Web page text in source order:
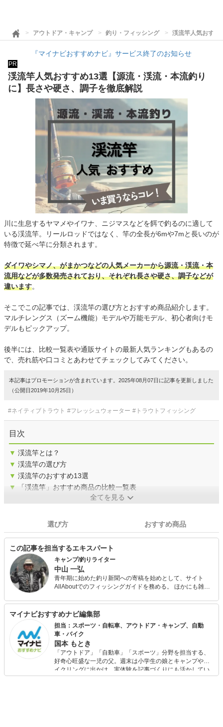
アウトドア・キャンプ 釣り・フィッシング 渓流竿人気おすす
『マイナビおすすめナビ』サービス終了のお知らせ
PR
渓流竿人気おすすめ13選【源流・渓流・本流釣り
に】長さや硬さ、調子を徹底解説
川に生息するヤマメやイワナ、ニジマスなどを餌で釣るのに適して
いる渓流竿。リールロッドではなく、竿の全長が6mや7mと長いのが
特徴で延べ竿に分類されます。
ダイワやシマノ、がまかつなどの人気メーカーから源流・渓流・本
流用などが多数発売されており、それぞれ長さや硬さ、調子などが
違います。
そこでこの記事では、渓流竿の選び方とおすすめ商品紹介します。
マルチレングス（ズーム機能）モデルや万能モデル、初心者向けモ
デルもピックアップ。
後半には、比較一覧表や通販サイトの最新人気ランキングもあるの
で、売れ筋や口コミとあわせてチェックしてみてください。
本記事はプロモーションが含まれています。2025年08月07日に記事を更新しました
（公開日2019年10月25日）
#ネイティブトラウト #フレッシュウォーター #トラウトフィッシング
目次
▼ 渓流竿とは？
▼ 渓流竿の選び方
▼ 渓流竿のおすすめ13選
▼
「渓流竿」おすすめ商品の比較一覧表
全てを見る
選び方 おすすめ商品
この記事を担当するエキスパート
キャンプ/釣りライター
中山 一弘
青年期に始めた釣り新聞への寄稿を始めとして、サイト
AllAboutでのフィッシングガイドを務める。 ほかにも雑誌
どでの執筆多数。 今も休日には必ず海山湖を駆けまわって
いる自然派で、あらゆるジャンルの釣りを体験し、季節に
合わせて日本中の旬な魚を追っている。 キャンプ用品は、
あえて払い下げのミリタリー系ギアで揃えるマニアな一面
も。
マイナビおすすめナビ編集部
担当：スポーツ・自転車、アウトドア・キャンプ、自動
車・バイク
国本 もとき
「アウトドア」「自動車」「スポーツ」分野を担当する、
好奇心旺盛な一児の父。週末は小学生の娘とキャンプやサ
イクリングに出かけ、実体験を記事づくりにも活かしてい
ます。読者の「知りたい」を分かりやすく届けることをモ